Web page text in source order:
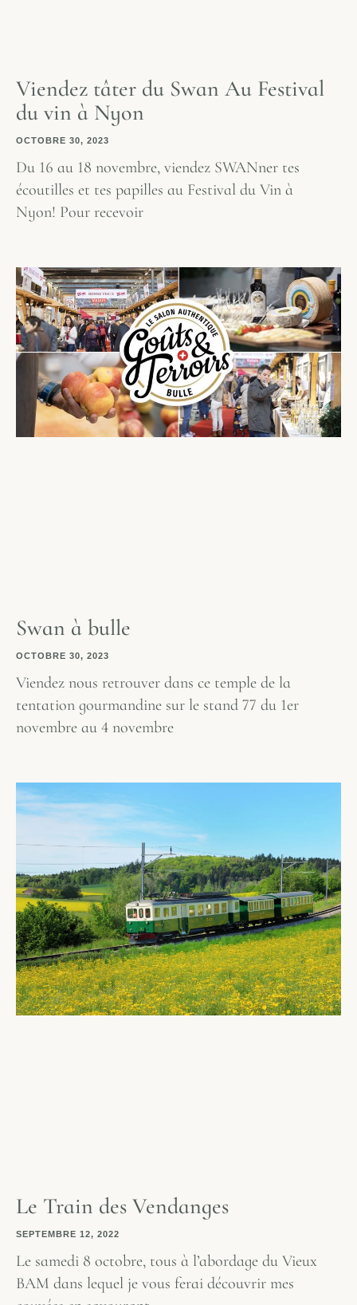
Viendez tâter du Swan Au Festival
du vin à Nyon
OCTOBRE 30, 2023
Du 16 au 18 novembre, viendez SWANner tes
écoutilles et tes papilles au Festival du Vin à
Nyon! Pour recevoir
Swan à bulle
OCTOBRE 30, 2023
Viendez nous retrouver dans ce temple de la
tentation gourmandine sur le stand 77 du 1er
novembre au 4 novembre
Le Train des Vendanges
SEPTEMBRE 12, 2022
Le samedi 8 octobre, tous à l’abordage du Vieux
BAM dans lequel je vous ferai découvrir mes